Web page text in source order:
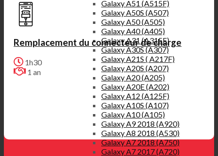
Galaxy A51 (A515F)
Galaxy A50S (A507)
Galaxy A50 (A505)
Galaxy A40 (A405)
Galaxy A31 (A315F)
Galaxy A30S (A307)
Galaxy A21S ( A217F)
Galaxy A20S (A207)
Galaxy A20 (A205)
Galaxy A20E (A202)
Galaxy A12 (A125F)
Galaxy A10S (A107)
Galaxy A10 (A105)
Galaxy A9 2018 (A920)
Galaxy A8 2018 (A530)
Galaxy A7 2018 (A750)
Galaxy A7 2017 (A720)
Remplacement du connecteur de charge
1h30
1 an